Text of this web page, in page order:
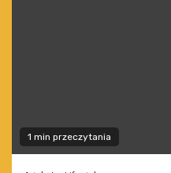
1 min przeczytania